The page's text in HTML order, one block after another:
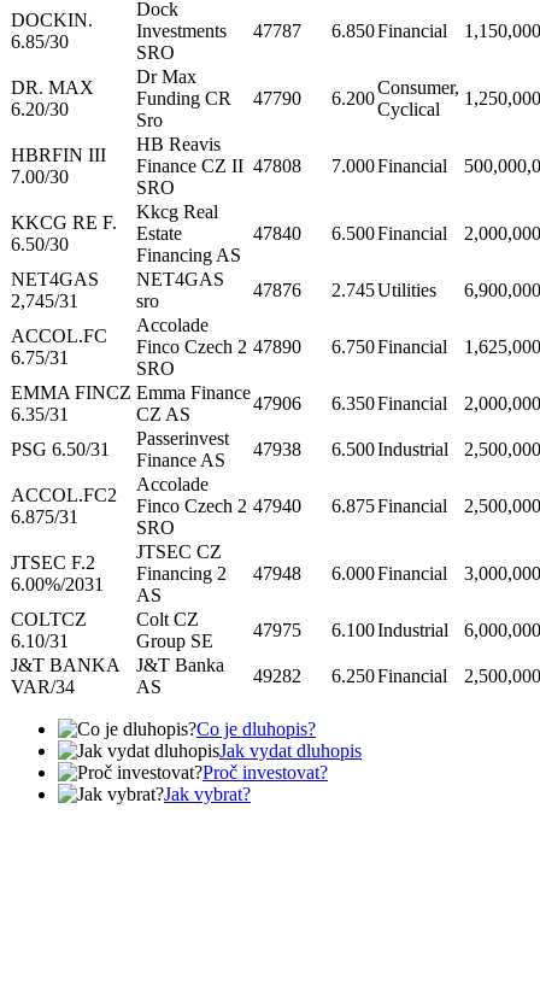
DOCKIN.
6.85/30
Dock
Investments
SRO
47787 6.850Financial
DR. MAX
6.20/30
Dr Max
Funding CR
Sro
47790 6.200
Consumer,
Cyclical
HBRFIN III
7.00/30
HB Reavis
Finance CZ II
SRO
47808 7.000Financial
KKCG RE F.
6.50/30
Kkcg Real
Estate
Financing AS
47840 6.500Financial
NET4GAS
2,745/31
NET4GAS
sro
47876 2.745Utilities
ACCOL.FC
6.75/31
Accolade
Finco Czech 2
SRO
47890 6.750Financial
EMMA FINCZ
6.35/31
Emma Finance
CZ AS
47906 6.350Financial
PSG 6.50/31
Passerinvest
Finance AS
47938 6.500Industrial
ACCOL.FC2
6.875/31
Accolade
Finco Czech 2
SRO
47940 6.875Financial
JTSEC F.2
6.00%/2031
JTSEC CZ
Financing 2
AS
47948 6.000Financial
COLTCZ
6.10/31
Colt CZ
Group SE
47975 6.100Industrial
J&T BANKA
VAR/34
J&T Banka
AS
49282 6.250Financial
Co je dluhopis?
Jak vydat dluhopis
Proč investovat?
Jak vybrat?